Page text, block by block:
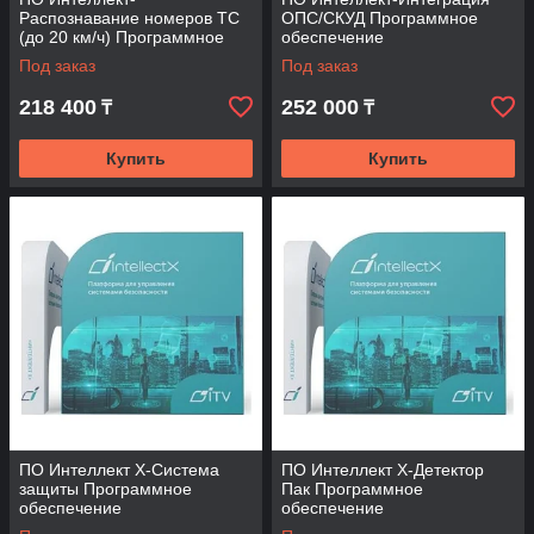
Распознавание номеров ТС
(до 20 км/ч) Программное
обеспечение (опция)
Под заказ
218 400 ₸
Купить
ОПС/СКУД Программное
обеспечение
Под заказ
252 000 ₸
Купить
ПО Интеллект X-Система
защиты Программное
обеспечение
ПО Интеллект X-Детектор
Пак Программное
обеспечение